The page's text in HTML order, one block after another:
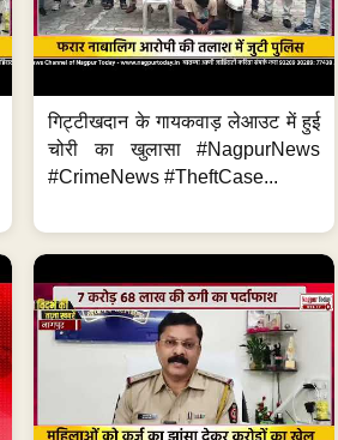
गिट्टीखदान के गायकवाड़ लेआउट में हुई
चोरी का खुलासा #NagpurNews
#CrimeNews #TheftCase...